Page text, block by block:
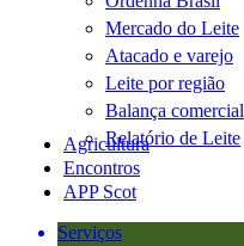
Mercado do Leite
Atacado e varejo
Leite por região
Balança comercial
Relatório de Leite
Agricultura
Encontros
APP Scot
Serviços